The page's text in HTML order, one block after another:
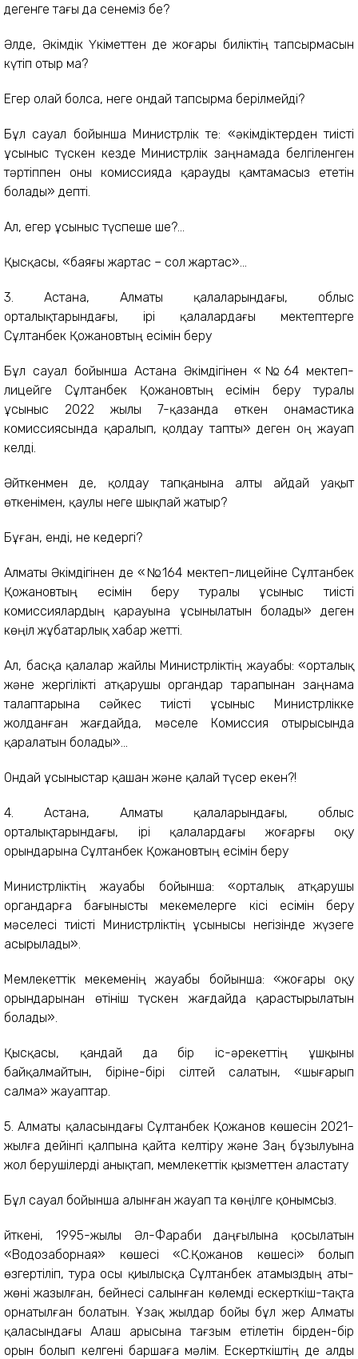
дегенге тағы да сенеміз бе?
Әлде, Әкімдік Үкіметтен де жоғары биліктің тапсырмасын
күтіп отыр ма?
Егер олай болса, неге ондай тапсырма берілмейді?
Бұл сауал бойынша Министрлік те: «әкімдіктерден тиісті
ұсыныс түскен кезде Министрлік заңнамада белгіленген
тәртіппен оны комиссияда қарауды қамтамасыз ететін
болады» депті.
Ал, егер ұсыныс түспеше ше?...
Қысқасы, «баяғы жартас – сол жартас»...
3. Астана, Алматы қалаларындағы, облыс
орталықтарындағы, ірі қалалардағы мектептерге
Сұлтанбек Қожановтың есімін беру
Бұл сауал бойынша Астана Әкімдігінен «№64 мектеп-
лицейге Сұлтанбек Қожановтың есімін беру туралы
ұсыныс 2022 жылы 7-қазанда өткен онамастика
комиссиясында қаралып, қолдау тапты» деген оң жауап
келді.
Әйткенмен де, қолдау тапқанына алты айдай уақыт
өткенімен, қаулы неге шықпай жатыр?
Бұған, енді, не кедергі?
Алматы Әкімдігінен де «№164 мектеп-лицейіне Сұлтанбек
Қожановтың есімін беру туралы ұсыныс тиісті
комиссиялардың қарауына ұсынылатын болады» деген
көңіл жұбатарлық хабар жетті.
Ал, басқа қалалар жайлы Министрліктің жауабы: «орталық
және жергілікті атқарушы органдар тарапынан заңнама
талаптарына сәйкес тиісті ұсыныс Министрлікке
жолданған жағдайда, мәселе Комиссия отырысында
қаралатын болады»...
Ондай ұсыныстар қашан және қалай түсер екен?!
4. Астана, Алматы қалаларындағы, облыс
орталықтарындағы, ірі қалалардағы жоғарғы оқу
орындарына Сұлтанбек Қожановтың есімін беру
Министрліктің жауабы бойынша: «орталық атқарушы
органдарға бағынысты мекемелерге кісі есімін беру
мәселесі тиісті Министрліктің ұсынысы негізінде жүзеге
асырылады».
Мемлекеттік мекеменің жауабы бойынша: «жоғары оқу
орындарынан өтініш түскен жағдайда қарастырылатын
болады».
Қысқасы, қандай да бір іс-әрекеттің ұшқыны
байқалмайтын, біріне-бірі сілтей салатын, «шығарып
салма» жауаптар.
5. Алматы қаласындағы Сұлтанбек Қожанов көшесін 2021-
жылға дейінгі қалпына қайта келтіру және Заң бұзылуына
жол берушілерді анықтап, мемлекеттік қызметтен аластату
Бұл сауал бойынша алынған жауап та көңілге қонымсыз.
Өйткені, 1995-жылы Әл-Фараби даңғылына қосылатын
«Водозаборная» көшесі «С.Қожанов көшесі» болып
өзгертіліп, тура осы қиылысқа Сұлтанбек атамыздың аты-
жөні жазылған, бейнесі салынған көлемді ескерткіш-тақта
орнатылған болатын. Ұзақ жылдар бойы бұл жер Алматы
қаласындағы Алаш арысына тағзым етілетін бірден-бір
орын болып келгені баршаға мәлім. Ескерткіштің де алды